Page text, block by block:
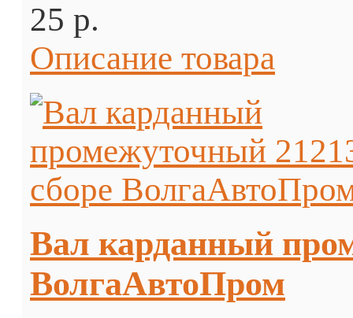
25 p.
Описание товара
Вал карданный
ВолгаАвтоПром